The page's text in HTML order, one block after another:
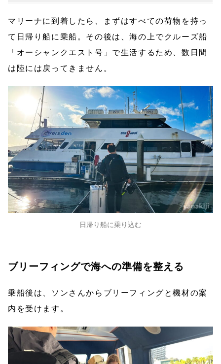
マリーナに到着したら、まずはすべての荷物を持っ
て日帰り船に乗船。その後は、海の上でクルーズ船
「オーシャンクエスト号」で生活するため、数日間
は陸には戻ってきません。
日帰り船に乗り込む
ブリーフィングで海への準備を整える
乗船後は、ソンさんからブリーフィングと機材の案
内を受けます。